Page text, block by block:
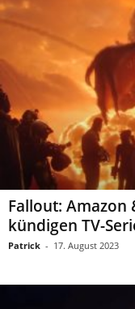
Fallout: Amazon
kündigen TV-
Patrick - 17. August 2023